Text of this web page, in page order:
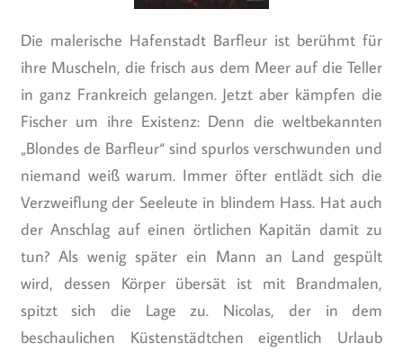
Die malerische Hafenstadt Barfleur ist berühmt für
ihre Muscheln, die frisch aus dem Meer auf die Teller
in ganz Frankreich gelangen. Jetzt aber kämpfen die
Fischer um ihre Existenz: Denn die weltbekannten
„Blondes de Barfleur“ sind spurlos verschwunden und
niemand weiß warum. Immer öfter entlädt sich die
Verzweiflung der Seeleute in blindem Hass. Hat auch
der Anschlag auf einen örtlichen Kapitän damit zu
tun? Als wenig später ein Mann an Land gespült
wird, dessen Körper übersät ist mit Brandmalen,
spitzt sich die Lage zu. Nicolas, der in dem
beschaulichen Küstenstädtchen eigentlich Urlaub